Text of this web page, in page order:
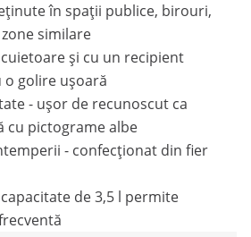
în spații publice, birouri,
similare
și cu un recipient
golire ușoară
- ușor de recunoscut ca
cu pictograme albe
- confecționat din fier
de 3,5 l permite